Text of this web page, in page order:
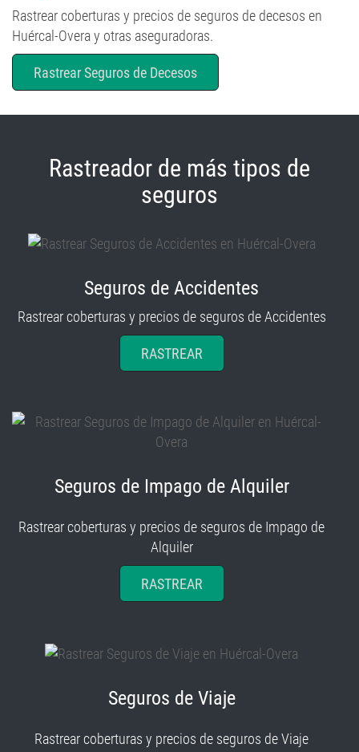
Huércal-Overa y otras aseguradoras.
Rastrear Seguros de Decesos
seguros
Rastrear coberturas y precios de seguros de Accidentes
RASTREAR
Rastrear coberturas y precios de seguros de Impago de
Alquiler
RASTREAR
Rastrear coberturas y precios de seguros de Viaje